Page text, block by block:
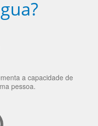
a capacidade de